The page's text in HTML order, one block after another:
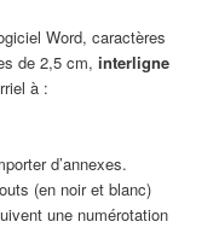
Word, caractères
de 2,5 cm,interligne
à :
d’annexes.
(en noir et blanc)
une numérotation